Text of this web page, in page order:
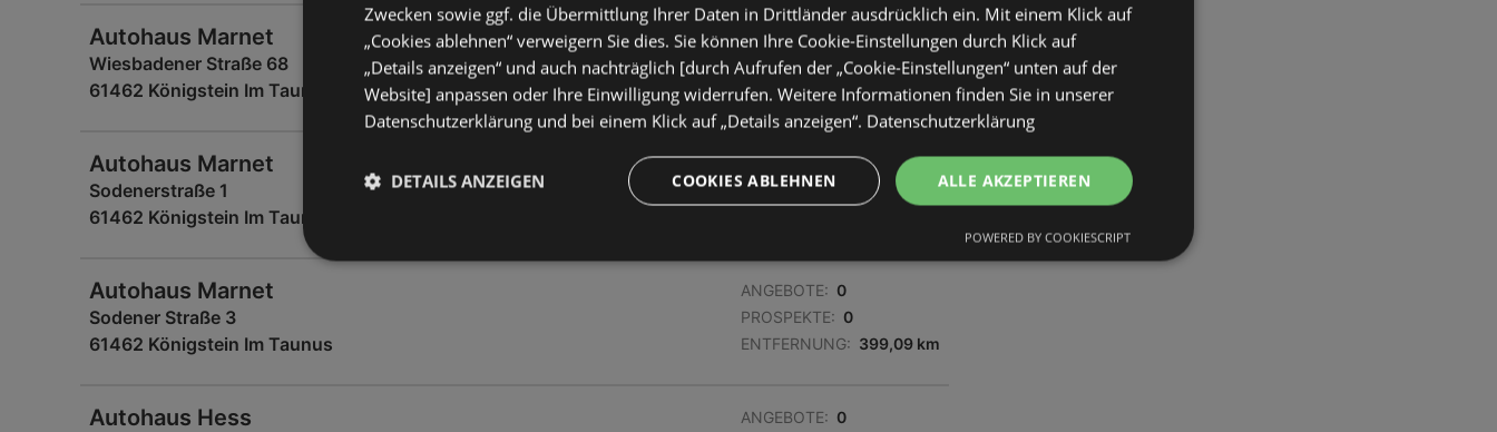
Autohaus Marnet
Wiesbadener Straße 68
61462 Königstein Im Taunus
ANGEBOTE: 0
PROSPEKTE:
0
ENTFERNUNG: 398,97 km
Autohaus Marnet
Sodenerstraße 1
61462 Königstein Im Taunus
ANGEBOTE: 0
PROSPEKTE:
Autohaus Marnet
Sodener Straße 3
61462 Königstein Im Taunus
ANGEBOTE: 0
PROSPEKTE: 0
ENTFERNUNG: 399,09 km
Autohaus Hess ANGEBOTE: 0
Zwecken sowie ggf. die Übermittlung Ihrer Daten in Drittländer ausdrücklich ein. Mit einem Klick auf
„Cookies ablehnen“ verweigern Sie dies. Sie können Ihre Cookie-Einstellungen durch Klick auf
„Details anzeigen“ und auch nachträglich [durch Aufrufen der „Cookie-Einstellungen“ unten auf der
Website] anpassen oder Ihre Einwilligung widerrufen. Weitere Informationen finden Sie in unserer
Datenschutzerklärung und bei einem Klick auf „Details anzeigen“. Datenschutzerklärung
ALLE AKZEPTIEREN
COOKIES ABLEHNEN
DETAILS ANZEIGEN
POWERED BY COOKIESCRIPT